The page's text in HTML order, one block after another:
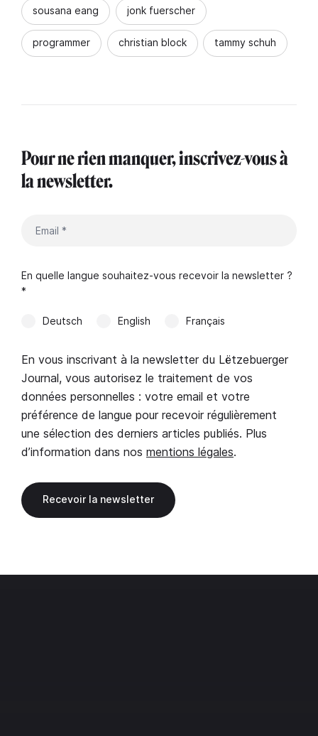
sousana eang jonk fuerscher
programmer christian block tammy schuh
Pour ne rien manquer, inscrivez-vous à
la newsletter.
En quelle langue souhaitez-vous recevoir la newsletter ?
*
Deutsch English Français
En vous inscrivant à la newsletter du Lëtzebuerger
Journal, vous autorisez le traitement de vos
données personnelles : votre email et votre
préférence de langue pour recevoir régulièrement
une sélection des derniers articles publiés. Plus
d’information dans nos mentions légales.